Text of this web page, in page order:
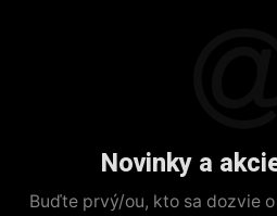
Novinky a
Buďte prvý/ou, kto sa dozvie